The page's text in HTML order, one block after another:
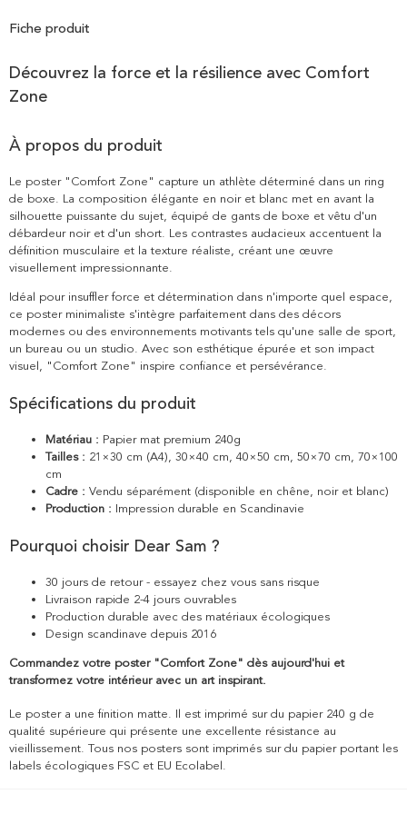
Fiche produit
Découvrez la force et la résilience avec Comfort
Zone
À propos du produit
Le poster "Comfort Zone" capture un athlète déterminé dans un ring
de boxe. La composition élégante en noir et blanc met en avant la
silhouette puissante du sujet, équipé de gants de boxe et vêtu d'un
débardeur noir et d'un short. Les contrastes audacieux accentuent la
définition musculaire et la texture réaliste, créant une œuvre
visuellement impressionnante.
Idéal pour insuffler force et détermination dans n'importe quel espace,
ce poster minimaliste s'intègre parfaitement dans des décors
modernes ou des environnements motivants tels qu'une salle de sport,
un bureau ou un studio. Avec son esthétique épurée et son impact
visuel, "Comfort Zone" inspire confiance et persévérance.
Spécifications du produit
Matériau : Papier mat premium 240g
Tailles : 21×30 cm (A4), 30×40 cm, 40×50 cm, 50×70 cm, 70×100
cm
Cadre : Vendu séparément (disponible en chêne, noir et blanc)
Production : Impression durable en Scandinavie
Pourquoi choisir Dear Sam ?
30 jours de retour - essayez chez vous sans risque
Livraison rapide 2-4 jours ouvrables
Production durable avec des matériaux écologiques
Design scandinave depuis 2016
Commandez votre poster "Comfort Zone" dès aujourd'hui et
transformez votre intérieur avec un art inspirant.
Le poster a une finition matte. Il est imprimé sur du papier 240 g de
qualité supérieure qui présente une excellente résistance au
vieillissement. Tous nos posters sont imprimés sur du papier portant les
labels écologiques FSC et EU Ecolabel.